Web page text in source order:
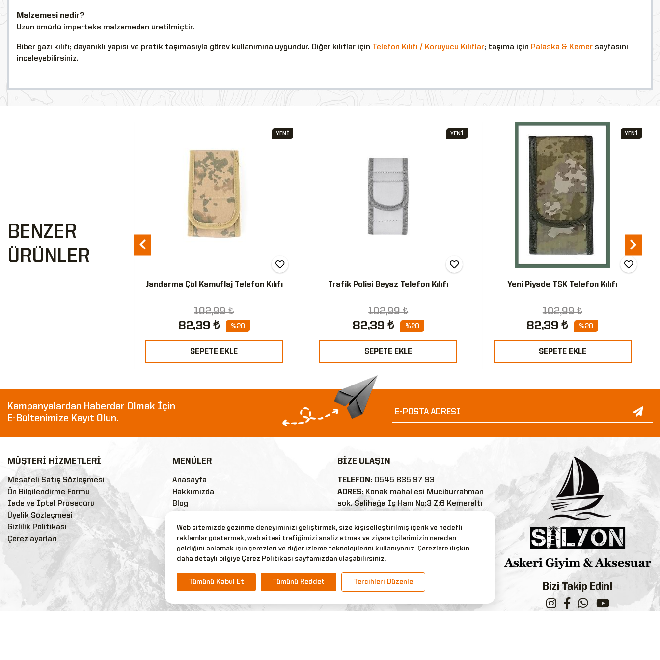
Web sitemizde gezinme deneyiminizi geliştirmek, size kişiselleştirilmiş içerik ve hedefli
reklamlar göstermek, web sitesi trafiğimizi analiz etmek ve ziyaretçilerimizin nereden
geldiğini anlamak için çerezleri ve diğer izleme teknolojilerini kullanıyoruz. Çerezlere ilişkin
daha detaylı bilgiye Çerez Politikası sayfamızdan ulaşabilirsiniz.
Tümünü Kabul Et Tümünü Reddet Tercihleri Düzenle
Malzemesi nedir?
Uzun ömürlü imperteks malzemeden üretilmiştir.
Biber gazı kılıfı; dayanıklı yapısı ve pratik taşımasıyla görev kullanımına uygundur. Diğer kılıflar için Telefon Kılıfı / Koruyucu Kılıflar; taşıma için Palaska & Kemer sayfasını
inceleyebilirsiniz.
BENZER
ÜRÜNLER
Jandarma Çöl Kamuflaj Telefon Kılıfı
102,99 ₺
82,39 ₺ %20
SEPETE EKLE
YENİ
Trafik Polisi Beyaz Telefon Kılıfı
102,99 ₺
82,39 ₺ %20
SEPETE EKLE
YENİ
Yeni Piyade TSK Telefon Kılıfı
102,99 ₺
82,39 ₺ %20
SEPETE EKLE
YENİ
Kampanyalardan Haberdar Olmak İçin
E-Bültenimize Kayıt Olun.
MÜŞTERİ HİZMETLERİ
Mesafeli Satış Sözleşmesi
Ön Bilgilendirme Formu
İade ve İptal Prosedürü
Üyelik Sözleşmesi
Gizlilik Politikası
Çerez ayarları
MENÜLER
Anasayfa
Hakkımızda
Blog
Markalar
İndirimli Ürünler
Yeni Ürünler
Tüm Ürünler
İletişim
BİZE ULAŞIN
TELEFON: 0545 835 97 93
ADRES:Konak mahallesi Muciburrahman
sok. Salihağa İş Hanı No:3 Z:6 Kemeraltı
E-POSTA:
silyonaskerigiyim@outlook.com
WHATSAPP: 0545 835 97 93
Bizi Takip Edin!